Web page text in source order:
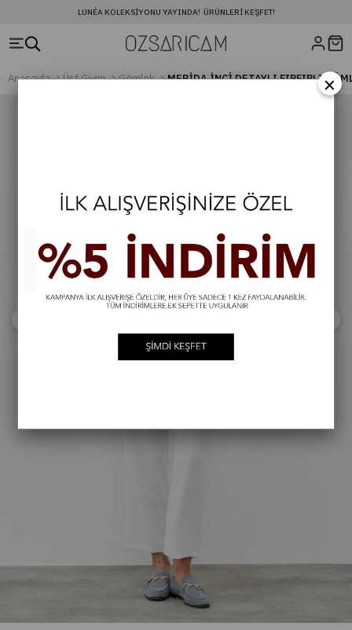
LUNÉA KOLEKSIYONU YAYINDA! ÜRÜNLERI KEŞFET!
Anasayfa Üst Giyim Gömlek MERİDA İNCİ DETAYLI FIRFIRLI×